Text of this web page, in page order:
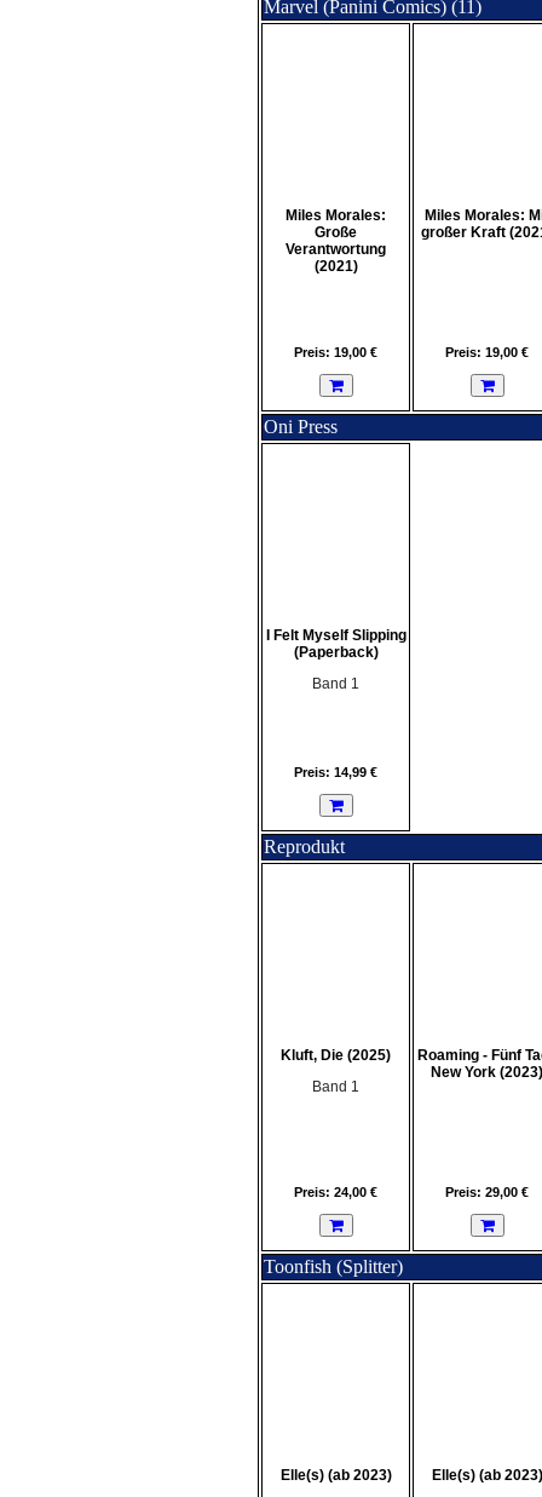
Marvel (Panini Comics) (11)
Miles Morales:
Große
Verantwortung
(2021)
Preis: 19,00 €
Miles Morales:
großer Kraft
Preis: 19,00 €
Oni Press
I Felt Myself Slipping
(Paperback)
Band 1
Preis: 14,99 €
Reprodukt
Kluft, Die (2025)
Band 1
Preis: 24,00 €
Roaming - Fünf
New York (2023)
Preis: 29,00 €
Toonfish (Splitter)
Elle(s) (ab 2023)
Elle(s) (ab 2023)